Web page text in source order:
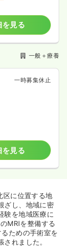
を見る
一般＋療養
一時募集休止
を見る
区に位置する地
ざし、地域に密
験を地域医療に
MRIを整備する
ための手術室を
れました。